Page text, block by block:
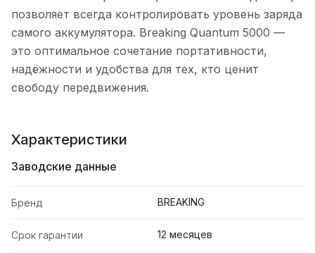
позволяет всегда контролировать уровень заряда
самого аккумулятора. Breaking Quantum 5000 —
это оптимальное сочетание портативности,
надёжности и удобства для тех, кто ценит
свободу передвижения.
Характеристики
Заводские данные
Бренд BREAKING
Срок гарантии 12 месяцев